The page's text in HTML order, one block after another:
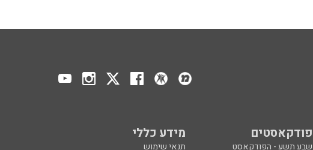
פודקאסטים מידע כללי
שבע תשע - הפודקאסט
תנאי שימוש